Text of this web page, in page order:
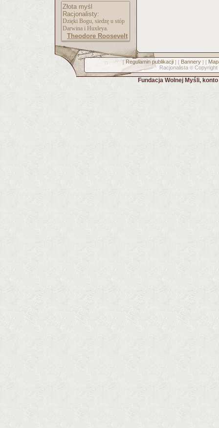
Złota myśl
Racjonalisty:
Dzięki Bogu, siedzę u stóp
Darwina i Huxleya.
Theodore Roosevelt
[ Regulamin publikacji] [ Bannery] [
Racjonalista © Copyright
Fundacja Wolnej Myśli,